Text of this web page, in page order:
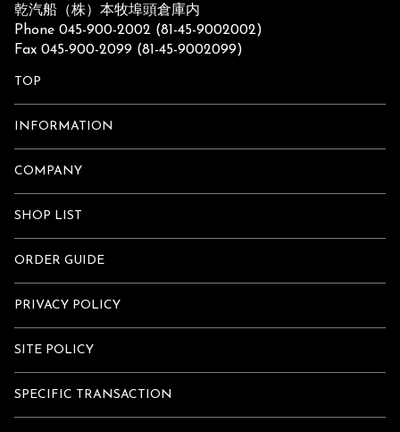
乾汽船（株）本牧埠頭倉庫内
Phone 045-900-2002 (81-45-9002002)
Fax 045-900-2099 (81-45-9002099)
TOP
INFORMATION
COMPANY
SHOP LIST
ORDER GUIDE
PRIVACY POLICY
SITE POLICY
SPECIFIC TRANSACTION